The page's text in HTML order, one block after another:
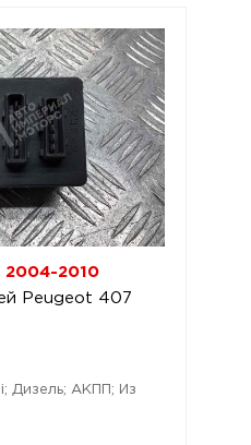
2004-2010
Peugeot 407
Дизель; АКПП; Из